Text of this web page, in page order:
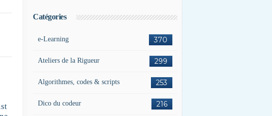
Catégories
370
e-Learning
299
Ateliers de la Rigueur
253
Algorithmes, codes & scripts
216
Dico du codeur